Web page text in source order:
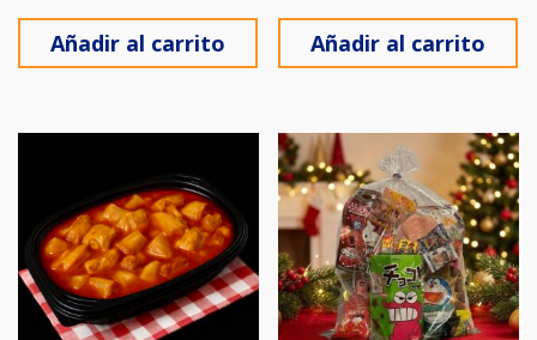
Añadir al carrito Añadir al carrito